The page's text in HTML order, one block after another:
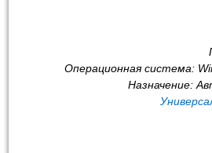
Операционная система:
Назначение: